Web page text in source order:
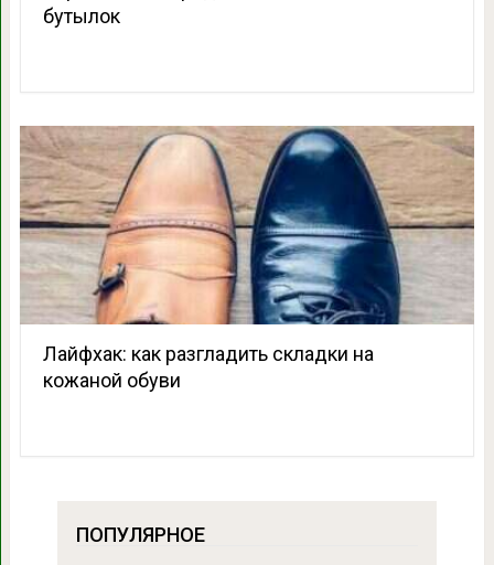
бутылок
Лайфхак: как разгладить складки на
кожаной обуви
ПОПУЛЯРНОЕ